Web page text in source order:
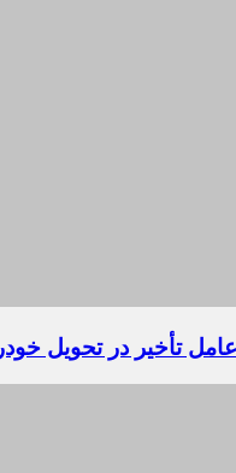
تأخیر در تحویل